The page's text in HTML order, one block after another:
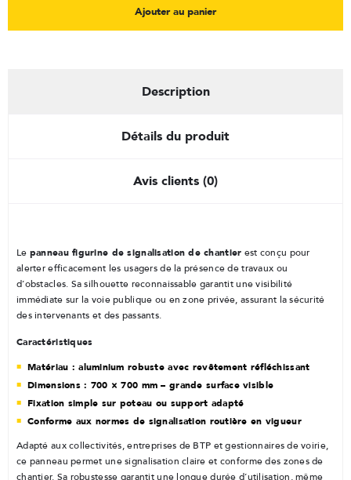
Ajouter au panier
Description
Détails du produit
Avis clients (0)
Le panneau figurine de signalisation de chantier est conçu pour
alerter efficacement les usagers de la présence de travaux ou
d’obstacles. Sa silhouette reconnaissable garantit une visibilité
immédiate sur la voie publique ou en zone privée, assurant la sécurité
des intervenants et des passants.
Caractéristiques
Matériau : aluminium robuste avec revêtement réfléchissant
Dimensions : 700 × 700 mm – grande surface visible
Fixation simple sur poteau ou support adapté
Conforme aux normes de signalisation routière en vigueur
Adapté aux collectivités, entreprises de BTP et gestionnaires de voirie,
ce panneau permet une signalisation claire et conforme des zones de
chantier. Sa robustesse garantit une longue durée d’utilisation, même